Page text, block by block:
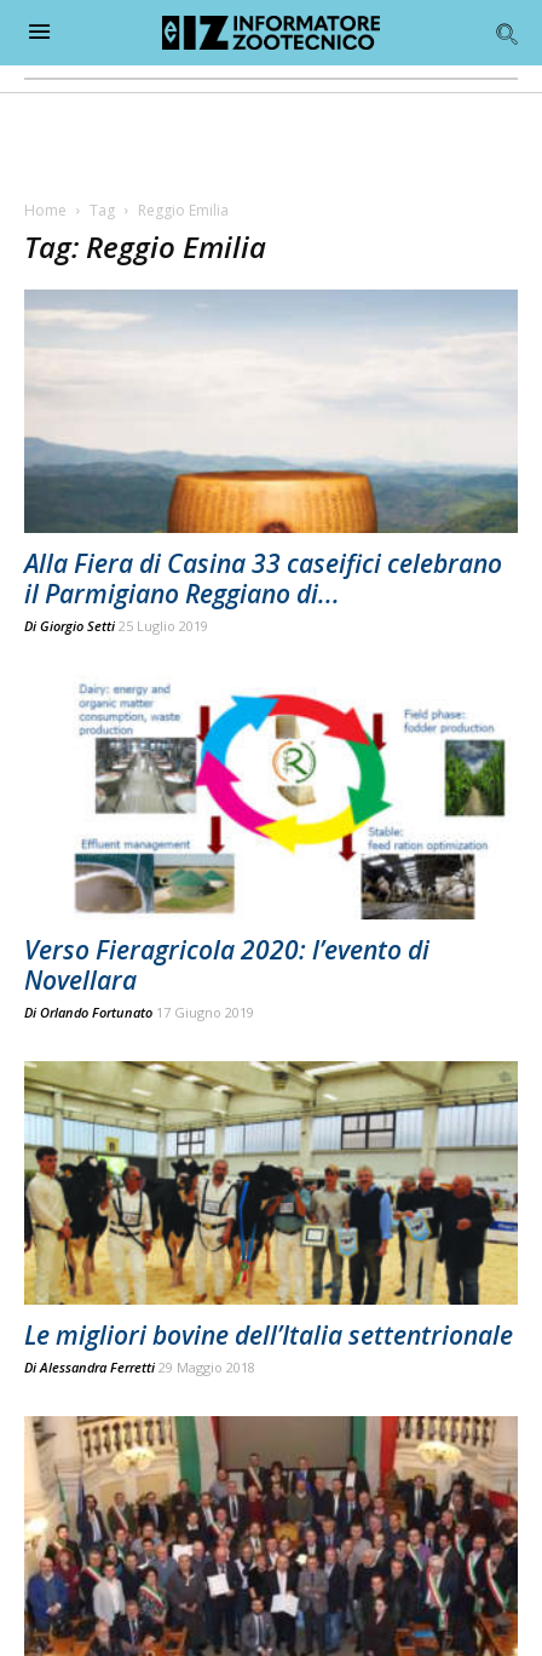
Home Tag Reggio Emilia
Tag: Reggio Emilia
Alla Fiera di Casina 33 caseifici celebrano
il Parmigiano Reggiano di...
Di Giorgio Setti 25 Luglio 2019
Verso Fieragricola 2020: l’evento di
Novellara
Di Orlando Fortunato 17 Giugno 2019
Le migliori bovine dell’Italia settentrionale
DiAlessandra Ferretti 29 Maggio 2018